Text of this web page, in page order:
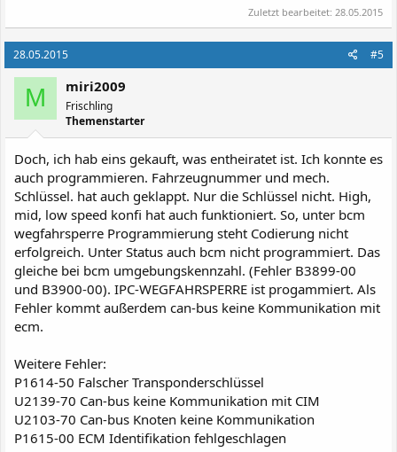
Zuletzt bearbeitet: 28.05.2015
28.05.2015 #5
M miri2009
Frischling
Themenstarter
Doch, ich hab eins gekauft, was entheiratet ist. Ich konnte es
auch programmieren. Fahrzeugnummer und mech.
Schlüssel. hat auch geklappt. Nur die Schlüssel nicht. High,
mid, low speed konfi hat auch funktioniert. So, unter bcm
wegfahrsperre Programmierung steht Codierung nicht
erfolgreich. Unter Status auch bcm nicht programmiert. Das
gleiche bei bcm umgebungskennzahl. (Fehler B3899-00
und B3900-00). IPC-WEGFAHRSPERRE ist progammiert. Als
Fehler kommt außerdem can-bus keine Kommunikation mit
ecm.
Weitere Fehler:
P1614-50 Falscher Transponderschlüssel
U2139-70 Can-bus keine Kommunikation mit CIM
U2103-70 Can-bus Knoten keine Kommunikation
P1615-00 ECM Identifikation fehlgeschlagen